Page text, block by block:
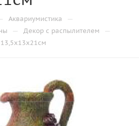
Аквариумистика —
— Декор с распылителем —